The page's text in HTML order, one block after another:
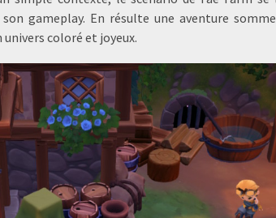
gameplay. En résulte une aventure
coloré et joyeux.